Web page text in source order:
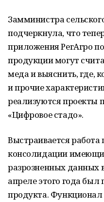
Замминистра
подчеркнула, что
приложения РегАгро
продукции могут
меда и выяснить, где,
и прочие
реализуются проекты
«Цифровое стадо».
Выстраивается работа
консолидации
разрозненных данных
апреле этого года был
продукта. Функционал